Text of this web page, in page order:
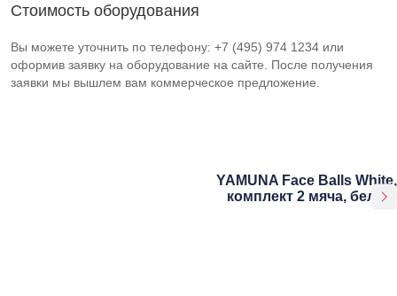
Стоимость оборудования
Вы можете уточнить по телефону: +7 (495) 974 1234 или
оформив заявку на оборудование на сайте. После получения
заявки мы вышлем вам коммерческое предложение.
YAMUNA Face Balls White,
комплект 2 мяча, белый